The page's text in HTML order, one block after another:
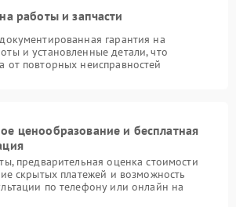
работы и запчасти
гарантия на
и установленные детали, что
от повторных неисправностей
ценообразование и бесплатная
предварительная оценка стоимости
скрытых платежей и возможность
по телефону или онлайн на